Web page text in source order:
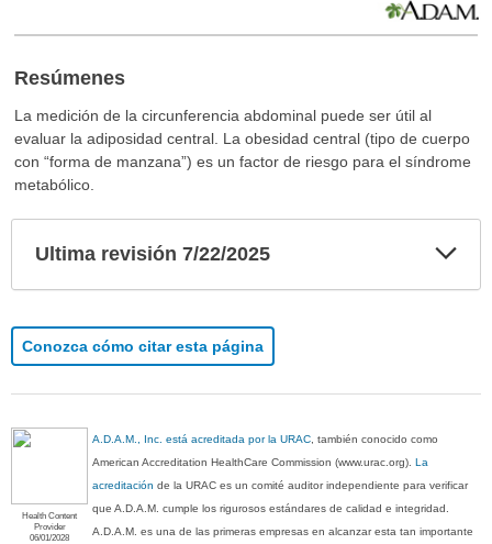
Resúmenes
La medición de la circunferencia abdominal puede ser útil al
evaluar la adiposidad central. La obesidad central (tipo de cuerpo
con “forma de manzana”) es un factor de riesgo para el síndrome
metabólico.
Ultima revisión 7/22/2025
Conozca cómo citar esta página
Health Content
Provider
06/01/2028
A.D.A.M., Inc. está acreditada por la URAC , también conocido como
American Accreditation HealthCare Commission (www.urac.org).La
acreditación de la URAC es un comité auditor independiente para verificar
que A.D.A.M. cumple los rigurosos estándares de calidad e integridad.
A.D.A.M. es una de las primeras empresas en alcanzar esta tan importante